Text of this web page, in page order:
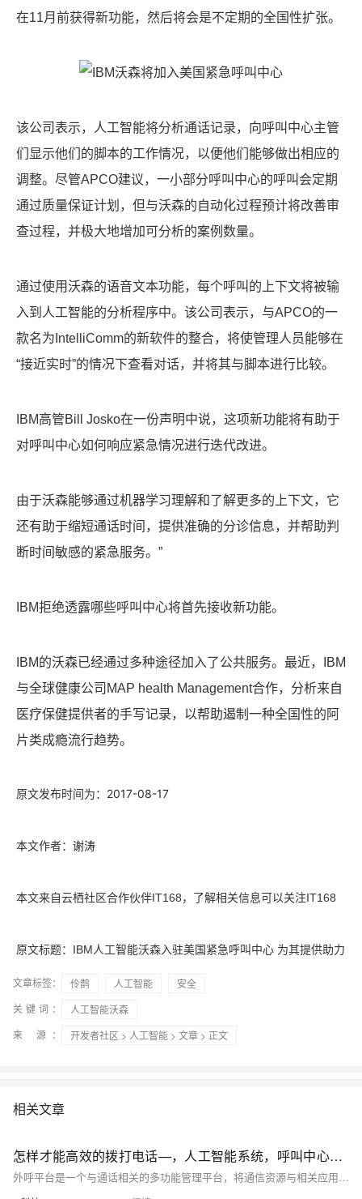
在11月前获得新功能，然后将会是不定期的全国性扩张。
该公司表示，人工智能将分析通话记录，向呼叫中心主管
们显示他们的脚本的工作情况，以便他们能够做出相应的
调整。尽管APCO建议，一小部分呼叫中心的呼叫会定期
通过质量保证计划，但与沃森的自动化过程预计将改善审
查过程，并极大地增加可分析的案例数量。
通过使用沃森的语音文本功能，每个呼叫的上下文将被输
入到人工智能的分析程序中。该公司表示，与APCO的一
款名为IntelliComm的新软件的整合，将使管理人员能够在
“接近实时”的情况下查看对话，并将其与脚本进行比较。
IBM高管Bill Josko在一份声明中说，这项新功能将有助于
对呼叫中心如何响应紧急情况进行迭代改进。
由于沃森能够通过机器学习理解和了解更多的上下文，它
还有助于缩短通话时间，提供准确的分诊信息，并帮助判
断时间敏感的紧急服务。”
IBM拒绝透露哪些呼叫中心将首先接收新功能。
IBM的沃森已经通过多种途径加入了公共服务。最近，IBM
与全球健康公司MAP health Management合作，分析来自
医疗保健提供者的手写记录，以帮助遏制一种全国性的阿
片类成瘾流行趋势。
原文发布时间为： 2017-08-17
本文作者： 谢涛
本文来自云栖社区合作伙伴IT168，了解相关信息可以关注IT168
原文标题：IBM人工智能沃森入驻美国紧急呼叫中心 为其提供助力
文章标签： 伶鹊 人工智能
安全
关键词：
人工智能沃森
来 源：
开发者社区 > 人工智能 > 文章 > 正文
相关文章
怎样才能高效的拨打电话—，人工智能系统，呼叫中心，外呼系统建设
外呼平台是一个与通话相关的多功能管理平台，将通信资源与相关应用技术的管理能力平台化，高效利用通信资源，外呼能力赋能产品服务创新和客户响应能力，同时无缝对接业务、数据、AI等其他能力。外呼平台集成了资源隔离和资源分配，机器人和IVR会话管理，坐席管理等多种应用能力。完成资源的高效利用和运营的高效管理，做到配置化，可视化，分钟级别告警。下面主要围绕外平台，建设过程中遇到哪些问题，又是怎么解决展开的。 一、外呼平台建设 外呼给人的第一印象就是打电话，但是加上了平台，就会变成怎么高效拨打电话，高效运营管理和新的赋能，图1是外呼平台的网络拓扑图。 ​ 外呼平台网络拓扑图 外呼平台是以开源的呼叫中心服务